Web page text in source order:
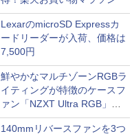
LexarのmicroSD Expressカ
ードリーダーが入荷、価格は
7,500円
鮮やかなマルチゾーンRGBラ
イティングが特徴のケースフ
ァン「NZXT Ultra RGB」が
発売、計8製品
140mmリバースファンを3つ